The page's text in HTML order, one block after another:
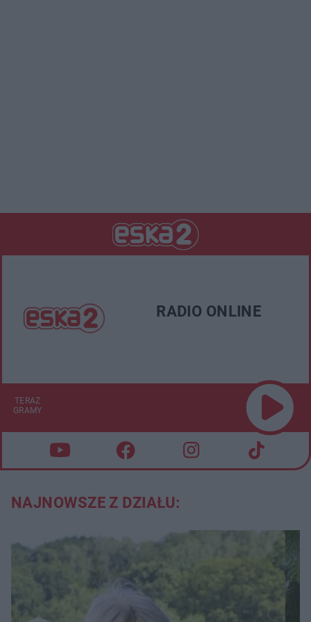
RADIO ONLINE
TERAZ
GRAMY
NAJNOWSZE Z DZIAŁU: